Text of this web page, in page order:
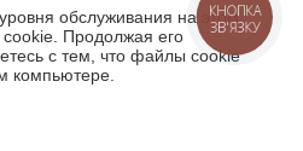
обслуживания на этом
Продолжая его
с тем, что файлы cookie
компьютере.
КНОПКА
ЗВ'ЯЗКУ